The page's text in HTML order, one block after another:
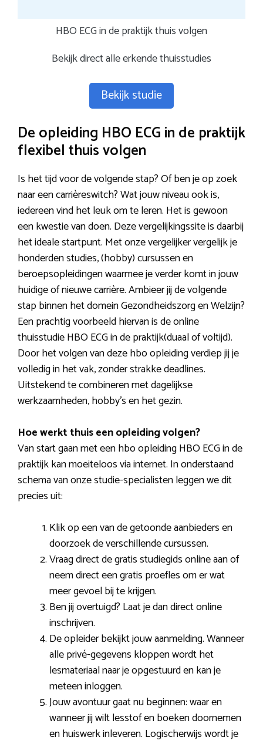
HBO ECG in de praktijk thuis volgen
Bekijk direct alle erkende thuisstudies
Bekijk studie
De opleiding HBO ECG in de praktijk
flexibel thuis volgen
Is het tijd voor de volgende stap? Of ben je op zoek
naar een carrièreswitch? Wat jouw niveau ook is,
iedereen vind het leuk om te leren. Het is gewoon
een kwestie van doen. Deze vergelijkingssite is daarbij
het ideale startpunt. Met onze vergelijker vergelijk je
honderden studies, (hobby) cursussen en
beroepsopleidingen waarmee je verder komt in jouw
huidige of nieuwe carrière. Ambieer jij de volgende
stap binnen het domein Gezondheidszorg en Welzijn?
Een prachtig voorbeeld hiervan is de online
thuisstudie HBO ECG in de praktijk(duaal of voltijd).
Door het volgen van deze hbo opleiding verdiep jij je
volledig in het vak, zonder strakke deadlines.
Uitstekend te combineren met dagelijkse
werkzaamheden, hobby’s en het gezin.
Hoe werkt thuis een opleiding volgen?
Van start gaan met een hbo opleiding HBO ECG in de
praktijk kan moeiteloos via internet. In onderstaand
schema van onze studie-specialisten leggen we dit
precies uit:
Klik op een van de getoonde aanbieders en
doorzoek de verschillende cursussen.
Vraag direct de gratis studiegids online aan of
neem direct een gratis proefles om er wat
meer gevoel bij te krijgen.
Ben jij overtuigd? Laat je dan direct online
inschrijven.
De opleider bekijkt jouw aanmelding. Wanneer
alle privé-gegevens kloppen wordt het
lesmateriaal naar je opgestuurd en kan je
meteen inloggen.
Jouw avontuur gaat nu beginnen: waar en
wanneer jij wilt lesstof en boeken doornemen
en huiswerk inleveren. Logischerwijs wordt je